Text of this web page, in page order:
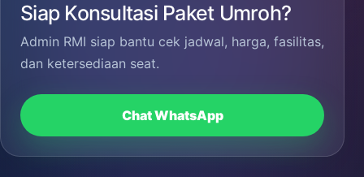
Siap Konsultasi Paket Umroh?
Admin RMI siap bantu cek jadwal, harga, fasilitas,
dan ketersediaan seat.
Chat WhatsApp